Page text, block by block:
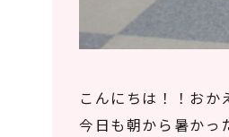
こんにちは！！お
今日も朝から暑かっ